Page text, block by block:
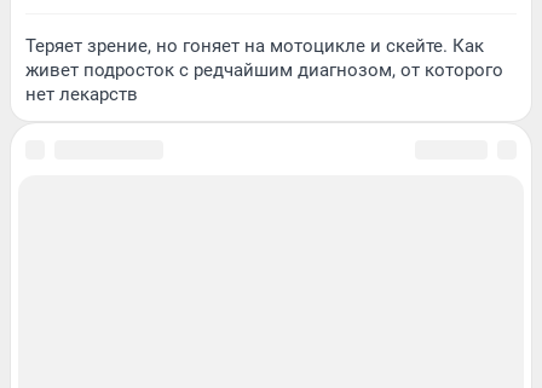
Теряет зрение, но гоняет на мотоцикле и скейте. Как
живет подросток с редчайшим диагнозом, от которого
нет лекарств